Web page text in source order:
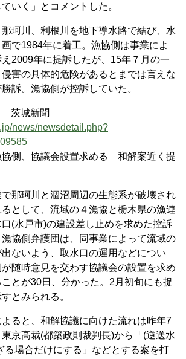
いく」とコメントした。
珂川、利根川を地下導水路で結び、水
で1984年に着工。漁協側は事業によ
2009年に提訴したが、15年７月の一
害の具体的危険があるとまでは言えな
訴。漁協側が控訴していた。
茨城新聞
news/newsdetail.php?
側、協議会設置求める 和解案近く提
那珂川と涸沼周辺の生態系が破壊され
として、流域の４漁協と栃木県の漁連
(水戸市)の建設差し止めを求めた控訴
協側弁護団は、同事業によって流域の
ないよう、取水口の運用などについ
随時意見を交わす協議会の設置を求め
とが30日、分かった。2月初旬にも捉
とみられる。
ると、和解協議に向けた流れは昨年7
京高裁(都築政則裁判長)から「(逆送水
る場合だけにする」などとする案を打